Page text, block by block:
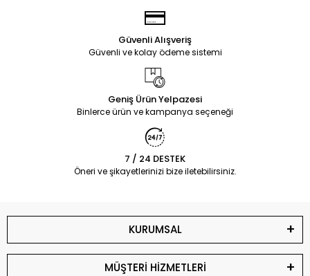
Güvenli Alışveriş
Güvenli ve kolay ödeme sistemi
Geniş Ürün Yelpazesi
Binlerce ürün ve kampanya seçeneği
7 / 24 DESTEK
Öneri ve şikayetlerinizi bize iletebilirsiniz.
KURUMSAL
MÜŞTERİ HİZMETLERİ